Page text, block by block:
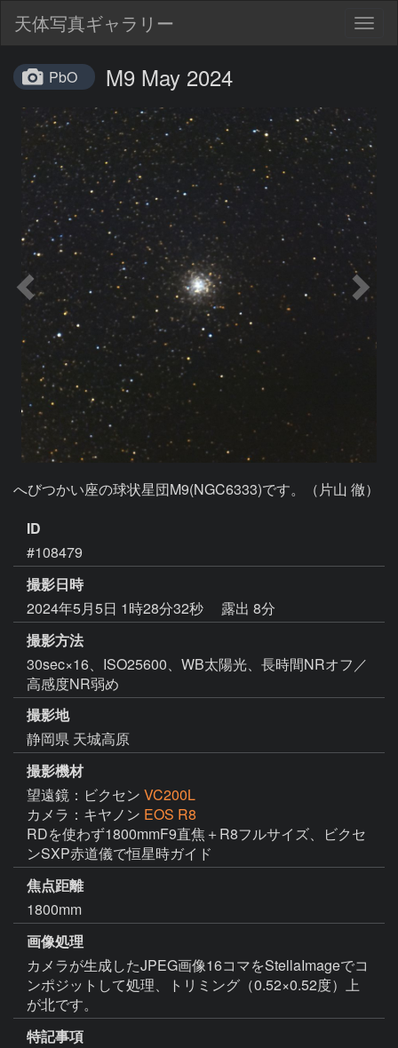
天体写真ギャラリー
PbO M9 May 2024
へびつかい座の球状星団M9(NGC6333)です。（片山 徹）
ID
#108479
撮影日時
2024年5月5日 1時28分32秒
露出 8分
撮影方法
30sec×16、ISO25600、WB太陽光、長時間NRオフ／
高感度NR弱め
撮影地
静岡県 天城高原
撮影機材
望遠鏡：ビクセン VC200L
カメラ：キヤノン EOS R8
RDを使わず1800mmF9直焦＋R8フルサイズ、ビクセ
ンSXP赤道儀で恒星時ガイド
焦点距離
1800mm
画像処理
カメラが生成したJPEG画像16コマをStellaImageでコ
ンポジットして処理、トリミング（0.52×0.52度）上
が北です。
特記事項